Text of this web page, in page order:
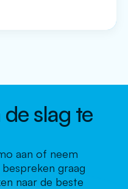
slag te
aan of neem
graag
naar de beste